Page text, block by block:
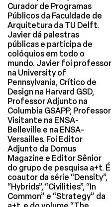
Curador de Programas
Públicos da Faculdade de
Arquitetura da TU Delft.
Javier dá palestras
públicas e participa de
colóquios em todo o
mundo. Javier foi professor
na University of
Pennsylvania, Crítico de
Design na Harvard GSD,
Professor Adjunto na
Columbia GSAPP, Professor
Visitante na ENSA-
Belleville e na ENSA-
Versailles. Foi Editor
Adjunto da Domus
Magazine e Editor Sênior
do grupo de pesquisa a+t. É
coautor da série “Density”,
“Hybrids”, “Civilities”, “In
Common” e “Strategy” da